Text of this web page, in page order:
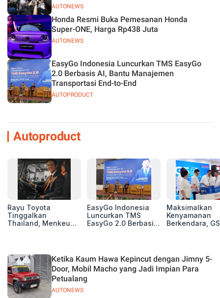
AUTONEWS
AUTONEWS
Honda Resmi Buka Pemesanan Honda
Super-ONE, Harga Rp438 Juta
AUTOPRODUCT
EasyGo Indonesia Luncurkan TMS EasyGo
2.0 Berbasis AI, Bantu Manajemen
Transportasi End-to-End
Autoproduct
Rayu Toyota
Tinggalkan
Thailand, Menkeu
Basis Produksi
ASEAN
EasyGo Indonesia
Luncurkan TMS
EasyGo 2.0 Berbasis
Maksimalkan
Kenyamanan
Berkendara,
AUTONEWS
Ketika Kaum Hawa Kepincut dengan Jimny 5-
Door, Mobil Macho yang Jadi Impian Para
Petualang